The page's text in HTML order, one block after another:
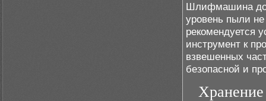
Шлифмашина
уровень пыли
рекомендуется
инструмент к
взвешенных
безопасной и